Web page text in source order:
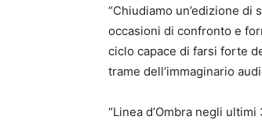
“Chiudiamo un’edizione
occasioni di confronto e
ciclo capace di farsi forte
trame dell’immaginario
“Linea d’Ombra negli